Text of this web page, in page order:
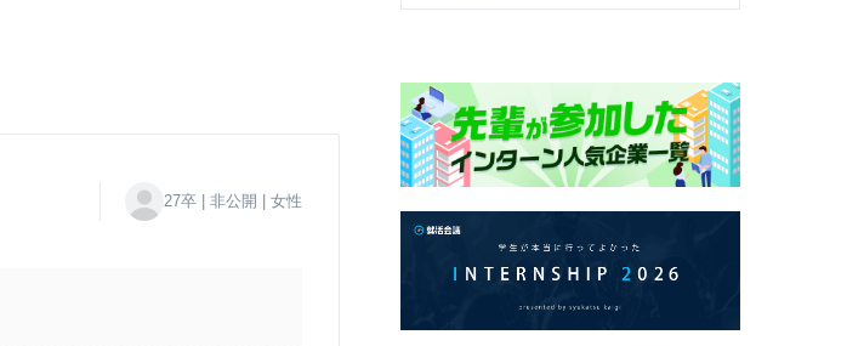
27卒 | 非公開 | 女性
27卒 最終面接
企業研究で行ったことを教えて下さい。